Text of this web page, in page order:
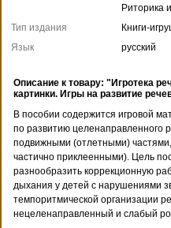
Риторика
Тип издания
Книги-
Язык
русский
Описание к товару: "Игротека
картинки. Игры на развитие
В пособии содержится игровой
по развитию целенаправленного
подвижными (отлетными)
частично приклеенными). Цель
разнообразить коррекционную
дыхания у детей с нарушениями
темпоритмической организации
нецеленаправленный и слабый